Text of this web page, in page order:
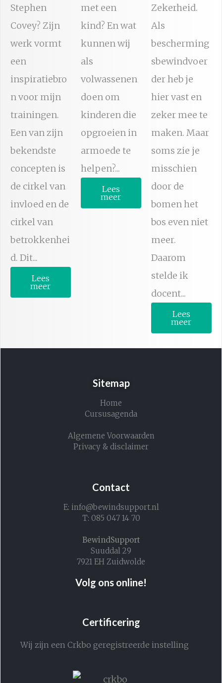
Stephen
Covey? Zijn
werk vormt
een
inspiratiebro
n voor mijn
trainingen.
Een van zijn
bekendste
concepten is
de cirkel van
invloed en de
cirkel van
betrokkenhei
d. Dit...
Lees
meer
met een
kind? En wat
kunnen wij
als
volwassenen
doen om
kinderen die
opgroeien in
armoede te
helpen?...
Lees
meer
Zekerheid.
Als
bescherming
sbewindvoer
der heb je
hier vast en
zeker mee te
maken. Maar
soms zie je
misschien
door de
bomen het
bos even niet
meer.
Daarom
stelde ik
docent...
Lees
meer
Sitemap
Home
Cursusagenda
Algemene Voorwaarden
Privacy & disclaimer
Contact
E: info@bewindsupport.nl
T: 085 047 14 70
BewindSupport
Suuddal 29
7921 EH Zuidwolde
Volg ons online!
Certificering
Wij zijn een Crkbo geregistreerde instelling